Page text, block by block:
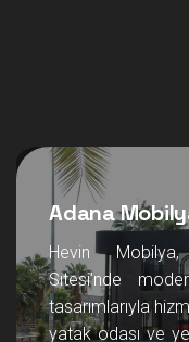
Adana
Hevin
Sitesi’nde
tasarımlarıyla
yatak odası ve